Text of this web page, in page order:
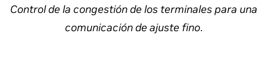
Control de la congestión de los terminales para una
comunicación de ajuste fino.